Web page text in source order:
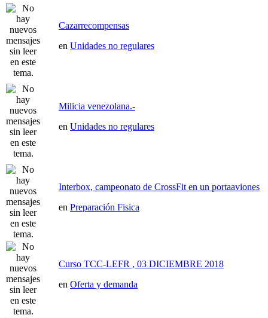
Cazarrecompensas
en Unidades no regulares
Milicia venezolana.-
en Unidades no regulares
Interbox, campeonato de CrossFit en un portaaviones
en Preparación Fisica
Curso TCC-LEFR , 03 DICIEMBRE 2018
en Oferta y demanda